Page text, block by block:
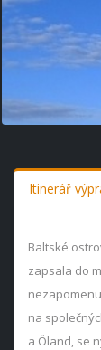
Itinerář
Baltské
zapsala do
na
a Öland, se